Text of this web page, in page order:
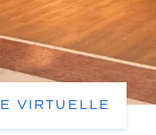
VIRTUELLE